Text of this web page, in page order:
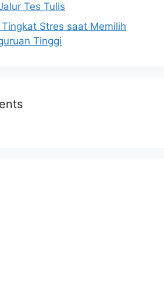
Tes Tulis
Stres saat Memilih
Tinggi